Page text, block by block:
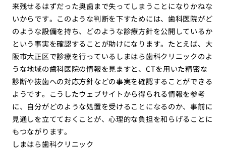
来残せるはずだった奥歯まで失ってしまうことになりかねな
いからです。このような判断を下すためには、歯科医院がど
のような設備を持ち、どのような診療方針を公開しているか
という事実を確認することが助けになります。たとえば、大
阪市大正区で診療を行っているしまはら歯科クリニックのよ
うな地域の歯科医院の情報を見ますと、CTを用いた精密な
診断や抜歯への対応方針などの事実を確認することができる
ようです。こうしたウェブサイトから得られる情報を参考
に、自分がどのような処置を受けることになるのか、事前に
見通しを立てておくことが、心理的な負担を和らげることに
もつながります。
しまはら歯科クリニック